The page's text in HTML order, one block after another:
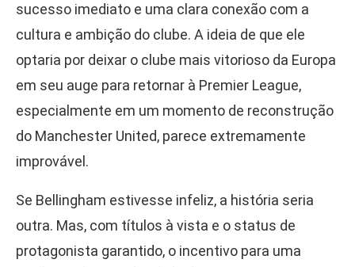
sucesso imediato e uma clara conexão com a
cultura e ambição do clube. A ideia de que ele
optaria por deixar o clube mais vitorioso da Europa
em seu auge para retornar à Premier League,
especialmente em um momento de reconstrução
do Manchester United, parece extremamente
improvável.
Se Bellingham estivesse infeliz, a história seria
outra. Mas, com títulos à vista e o status de
protagonista garantido, o incentivo para uma